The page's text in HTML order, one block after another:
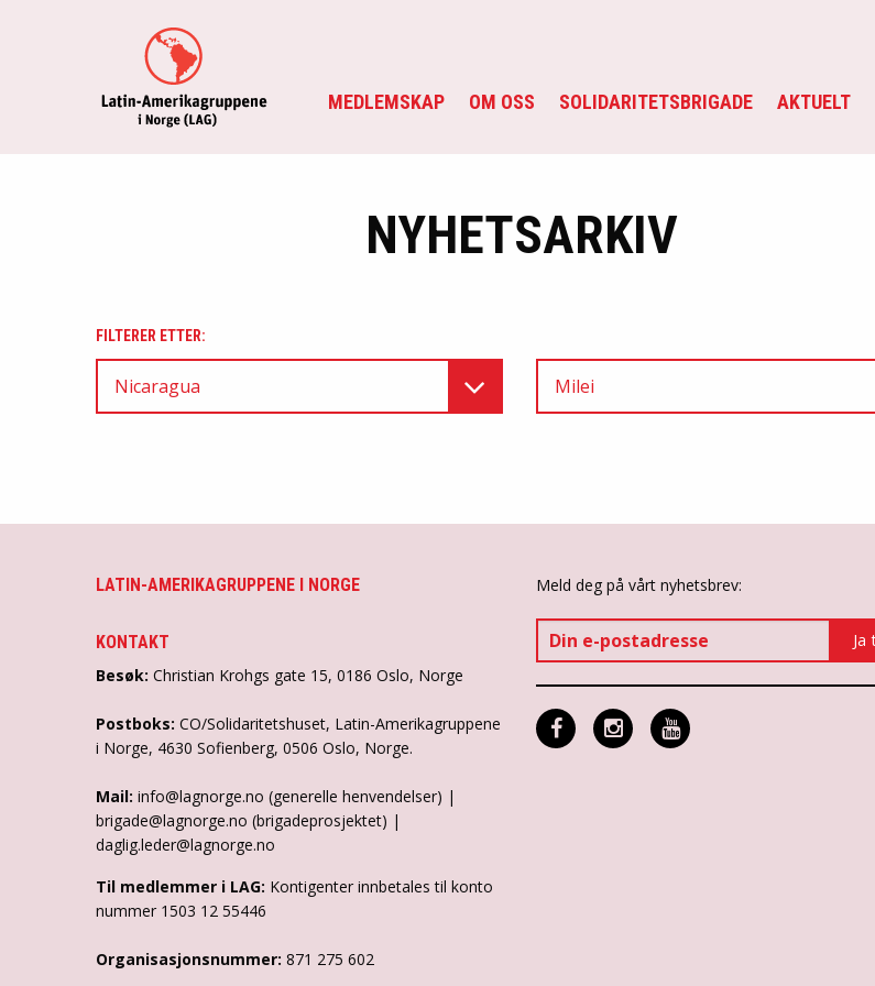
MEDLEMSKAP OM OSS SOLIDARITETSBRIGADE AKTUELT
NYHETSARKIV
FILTERER ETTER:
Nicaragua Milei
LATIN-AMERIKAGRUPPENE I NORGE
KONTAKT
Besøk: Christian Krohgs gate 15, 0186 Oslo, Norge
Postboks: CO/Solidaritetshuset, Latin-Amerikagruppene
i Norge, 4630 Sofienberg, 0506 Oslo, Norge.
Mail: info@lagnorge.no (generelle henvendelser) |
brigade@lagnorge.no (brigadeprosjektet) |
daglig.leder@lagnorge.no
Til medlemmer i LAG: Kontigenter innbetales til konto
nummer 1503 12 55446
Organisasjonsnummer: 871 275 602
Meld deg på vårt nyhetsbrev: